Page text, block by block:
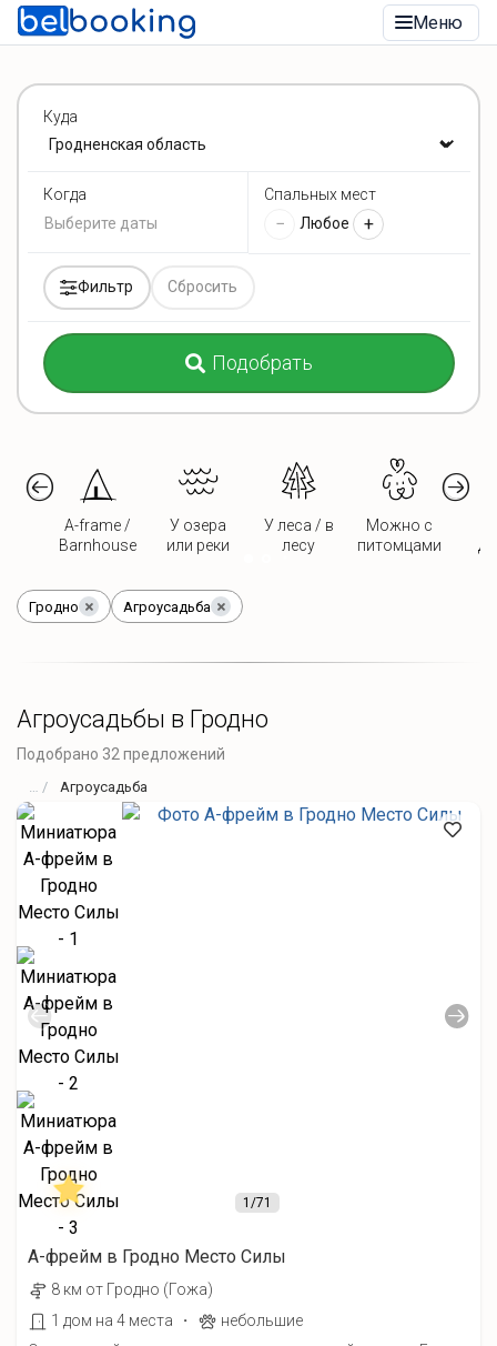
Меню
Куда
Когда Спальных мест
− Любое +
Фильтр Сбросить
Подобрать
A-frame /
Barnhouse
У озера
или реки
У леса / в
лесу
Можно с
питомцами
Гродно Агроусадьба
Агроусадьбы в Гродно
Подобрано 32 предложений
Агроусадьба
1/71
A-фрейм в Гродно Место Силы
8 км от Гродно (Гожа)
1 дом на 4 места
·
небольшие